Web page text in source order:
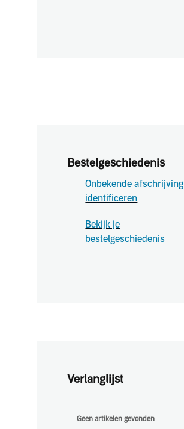
Bestelgeschiedenis
Onbekende afschrijving
identificeren
Bekijk je
bestelgeschiedenis
Verlanglijst
Geen artikelen gevonden